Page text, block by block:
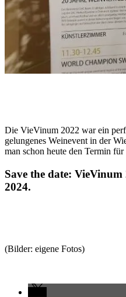
Die VieVinum 2022 war ein
gelungenes Weinevent in der
man schon heute den Termin
Save the date:
2024.
(Bilder: eigene Fotos)